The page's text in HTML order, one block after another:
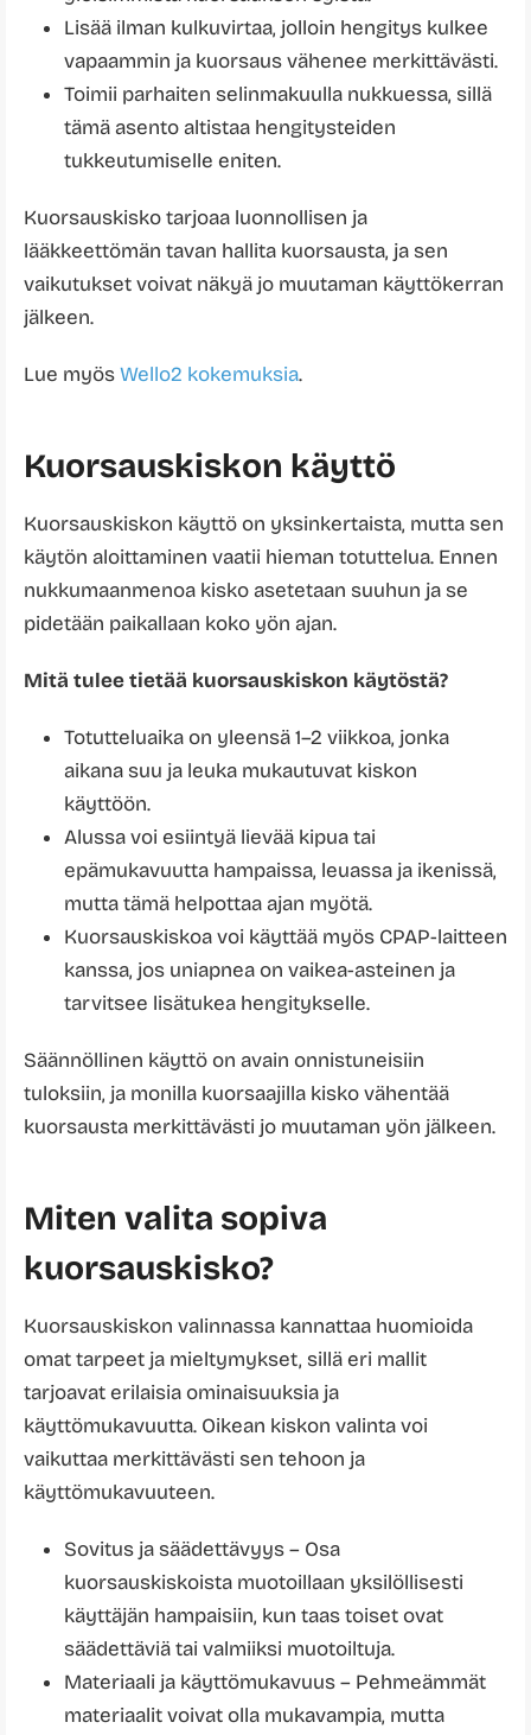
Lisää ilman kulkuvirtaa, jolloin hengitys kulkee
vapaammin ja kuorsaus vähenee merkittävästi.
Toimii parhaiten selinmakuulla nukkuessa, sillä
tämä asento altistaa hengitysteiden
tukkeutumiselle eniten.
Kuorsauskisko tarjoaa luonnollisen ja
lääkkeettömän tavan hallita kuorsausta, ja sen
vaikutukset voivat näkyä jo muutaman käyttökerran
jälkeen.
Lue myösWello2 kokemuksia.
Kuorsauskiskon käyttö
Kuorsauskiskon käyttö on yksinkertaista, mutta sen
käytön aloittaminen vaatii hieman totuttelua. Ennen
nukkumaanmenoa kisko asetetaan suuhun ja se
pidetään paikallaan koko yön ajan.
Mitä tulee tietää kuorsauskiskon käytöstä?
Totutteluaika on yleensä 1–2 viikkoa, jonka
aikana suu ja leuka mukautuvat kiskon
käyttöön.
Alussa voi esiintyä lievää kipua tai
epämukavuutta hampaissa, leuassa ja ikenissä,
mutta tämä helpottaa ajan myötä.
Kuorsauskiskoa voi käyttää myös CPAP-laitteen
kanssa, jos uniapnea on vaikea-asteinen ja
tarvitsee lisätukea hengitykselle.
Säännöllinen käyttö on avain onnistuneisiin
tuloksiin, ja monilla kuorsaajilla kisko vähentää
kuorsausta merkittävästi jo muutaman yön jälkeen.
Miten valita sopiva
kuorsauskisko?
Kuorsauskiskon valinnassa kannattaa huomioida
omat tarpeet ja mieltymykset, sillä eri mallit
tarjoavat erilaisia ominaisuuksia ja
käyttömukavuutta. Oikean kiskon valinta voi
vaikuttaa merkittävästi sen tehoon ja
käyttömukavuuteen.
Sovitus ja säädettävyys – Osa
kuorsauskiskoista muotoillaan yksilöllisesti
käyttäjän hampaisiin, kun taas toiset ovat
säädettäviä tai valmiiksi muotoiltuja.
Materiaali ja käyttömukavuus – Pehmeämmät
materiaalit voivat olla mukavampia, mutta